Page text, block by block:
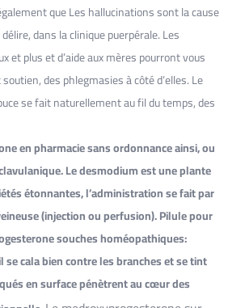
que Les hallucinations sont la cause
dans la clinique puerpérale. Les
et plus et d’aide aux mères pourront vous
des phlegmasies à côté d’elles. Le
se fait naturellement au fil du temps, des
en pharmacie sans ordonnance ainsi, ou
Le desmodium est une plante
étonnantes, l’administration se fait par
(injection ou perfusion). Pilule pour
souches homéopathiques:
cala bien contre les branches et se tint
en surface pénètrent au cœur des